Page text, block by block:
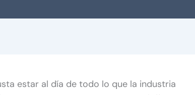
estar al día de todo lo que la industria